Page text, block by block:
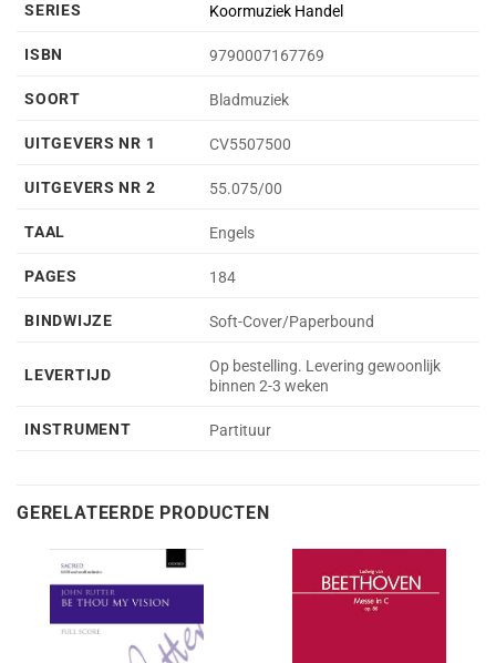
SERIES Koormuziek Handel
ISBN 9790007167769
SOORT Bladmuziek
UITGEVERS NR 1 CV5507500
UITGEVERS NR 2 55.075/00
TAAL Engels
PAGES 184
BINDWIJZE Soft-Cover/Paperbound
LEVERTIJD
Op bestelling. Levering gewoonlijk
binnen 2-3 weken
INSTRUMENT Partituur
GERELATEERDE PRODUCTEN